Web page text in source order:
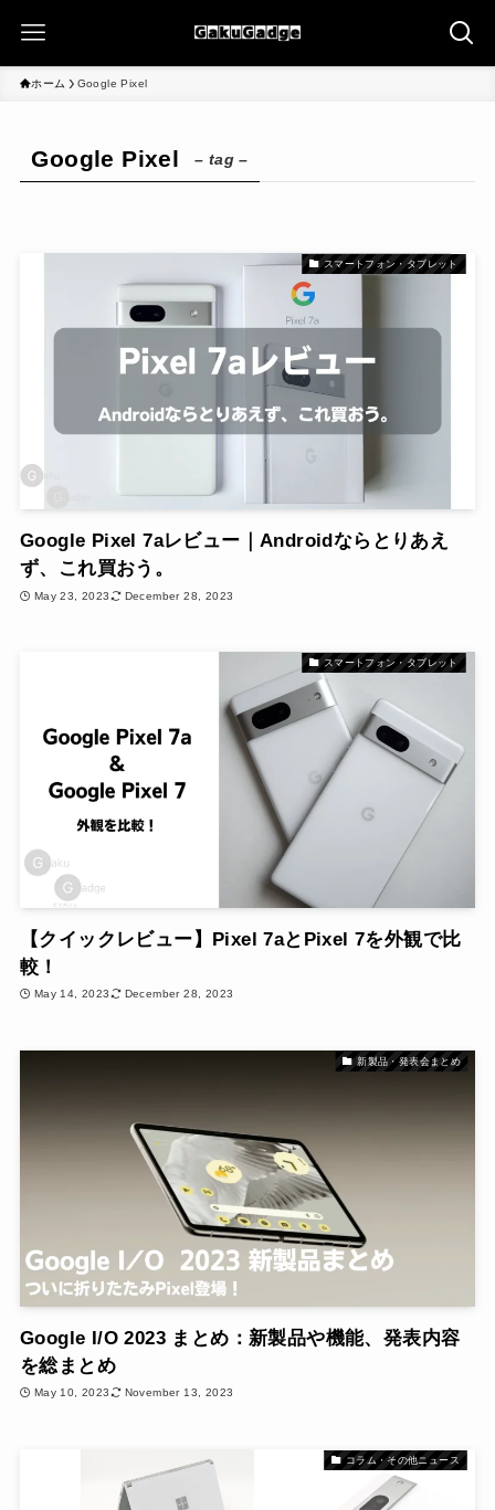
ホーム Google Pixel
Google Pixel – tag –
スマートフォン・タブレット
Google Pixel 7aレビュー｜Androidならとりあえ
ず、これ買おう。
May 23, 2023 December 28, 2023
スマートフォン・タブレット
【クイックレビュー】Pixel 7aとPixel 7を外観で比
較！
May 14, 2023 December 28, 2023
新製品・発表会まとめ
Google I/O 2023 まとめ：新製品や機能、発表内容
を総まとめ
May 10, 2023 November 13, 2023
コラム・その他ニュース